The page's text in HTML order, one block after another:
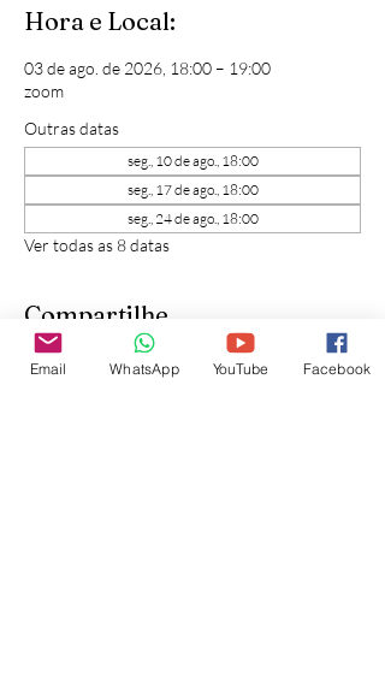
Hora e Local:
03 de ago. de 2026, 18:00 – 19:00
zoom
Outras datas
seg., 10 de ago., 18:00
seg., 17 de ago., 18:00
seg., 24 de ago., 18:00
Ver todas as 8 datas
Compartilhe
Email WhatsApp YouTube Facebook